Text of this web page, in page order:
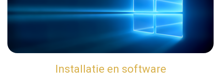
Installatie en software